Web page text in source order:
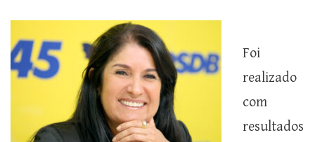
Foi
realizado
com
resultados